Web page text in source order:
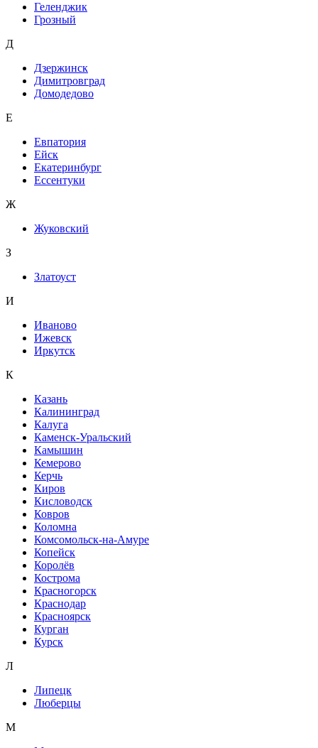
Геленджик
Грозный
Д
Дзержинск
Димитровград
Домодедово
Е
Евпатория
Ейск
Екатеринбург
Ессентуки
Ж
Жуковский
З
Златоуст
И
Иваново
Ижевск
Иркутск
К
Казань
Калининград
Калуга
Каменск-Уральский
Камышин
Кемерово
Керчь
Киров
Кисловодск
Ковров
Коломна
Комсомольск-на-Амуре
Копейск
Королёв
Кострома
Красногорск
Краснодар
Красноярск
Курган
Курск
Л
Липецк
Люберцы
М